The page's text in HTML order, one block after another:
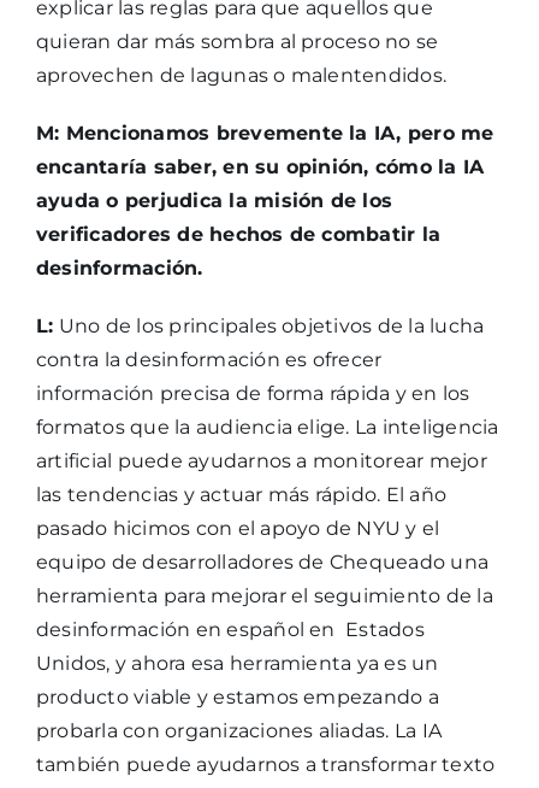
explicar las reglas para que aquellos que
quieran dar más sombra al proceso no se
aprovechen de lagunas o malentendidos.
M: Mencionamos brevemente la IA, pero me
encantaría saber, en su opinión, cómo la IA
ayuda o perjudica la misión de los
verificadores de hechos de combatir la
desinformación.
L: Uno de los principales objetivos de la lucha
contra la desinformación es ofrecer
información precisa de forma rápida y en los
formatos que la audiencia elige. La inteligencia
artificial puede ayudarnos a monitorear mejor
las tendencias y actuar más rápido. El año
pasado hicimos con el apoyo de NYU y el
equipo de desarrolladores de Chequeado una
herramienta para mejorar el seguimiento de la
desinformación en español en Estados
Unidos, y ahora esa herramienta ya es un
producto viable y estamos empezando a
probarla con organizaciones aliadas. La IA
también puede ayudarnos a transformar texto